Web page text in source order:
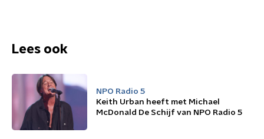
Lees ook
NPO Radio 5
Keith Urban heeft met Michael
McDonald De Schijf van NPO Radio 5